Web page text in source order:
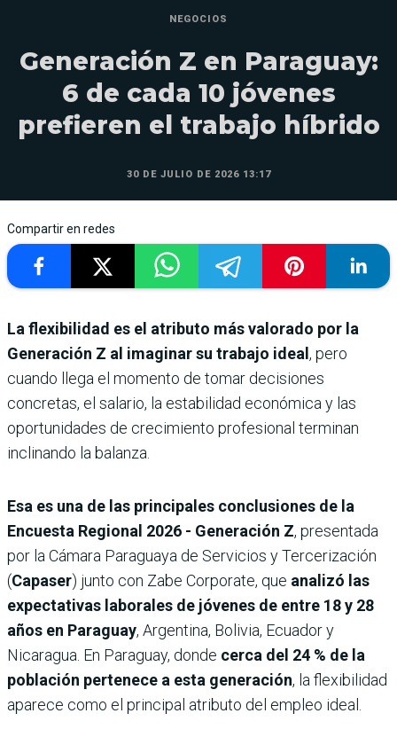
NEGOCIOS
Generación Z en Paraguay:
6 de cada 10 jóvenes
prefieren el trabajo híbrido
30 DE JULIO DE 2026 13:17
Compartir en redes
La flexibilidad es el atributo más valorado por la
Generación Z al imaginar su trabajo ideal , pero
cuando llega el momento de tomar decisiones
concretas, el salario, la estabilidad económica y las
oportunidades de crecimiento profesional terminan
inclinando la balanza.
Esa es una de las principales conclusiones de la
Encuesta Regional 2026 - Generación Z, presentada
por la Cámara Paraguaya de Servicios y Tercerización
(Capaser) junto con Zabe Corporate, que analizó las
expectativas laborales de jóvenes de entre 18 y 28
años en Paraguay, Argentina, Bolivia, Ecuador y
Nicaragua. En Paraguay, donde cerca del 24 % de la
población pertenece a esta generación, la flexibilidad
aparece como el principal atributo del empleo ideal.